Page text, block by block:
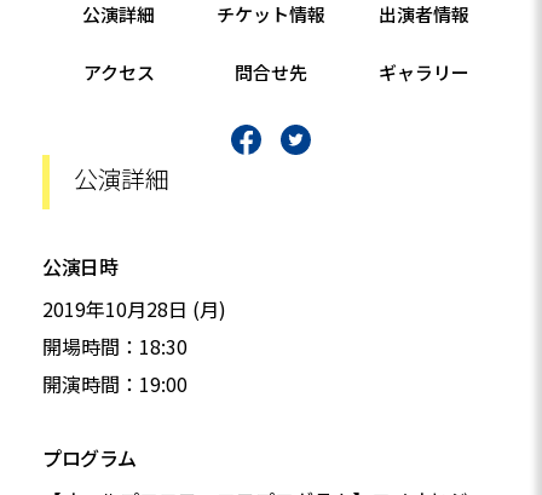
公演詳細
公演日時
2019年10月28日 (月)
開場時間：18:30
開演時間：19:00
プログラム
公演詳細 チケット情報 出演者情報
アクセス 問合せ先 ギャラリー